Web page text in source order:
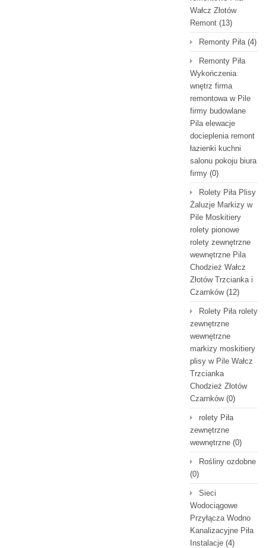
Wałcz Złotów
Remont (13)
Remonty Piła(4)
Remonty Piła
Wykończenia
wnętrz firma
remontowa w Pile
firmy budowlane
Pila elewacje
docieplenia remont
łazienki kuchni
salonu pokoju biura
firmy (0)
Rolety Piła Plisy
Żaluzje Markizy w
Pile Moskitiery
rolety pionowe
rolety zewnętrzne
wewnętrzne Pila
Chodzież Wałcz
Złotów Trzcianka i
Czarnków(12)
Rolety Piła rolety
zewnętrzne
wewnętrzne
markizy moskitiery
plisy w Pile Wałcz
Trzcianka
Chodzież Złotów
Czarnków(0)
rolety Piła
zewnętrzne
wewnętrzne (0)
Rośliny ozdobne
(0)
Sieci
Wodociągowe
Przyłącza Wodno
Kanalizacyjne Piła
Instalacje (4)